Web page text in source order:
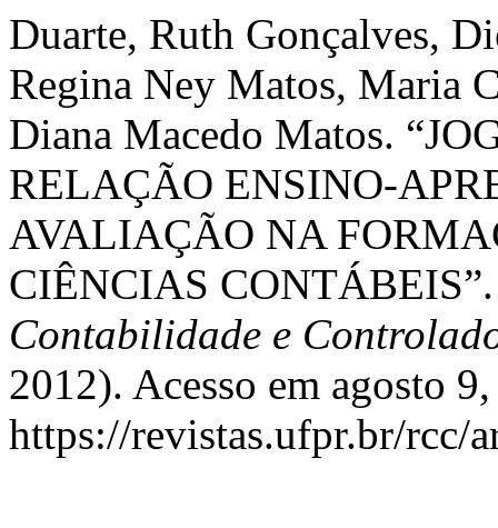
Duarte, Ruth Gonçalves,
Regina Ney Matos, Maria
Diana Macedo Matos.
RELAÇÃO ENSINO-
AVALIAÇÃO NA
CIÊNCIAS
Contabilidade e
2012). Acesso em agosto
https://revistas.ufpr.br/rcc/